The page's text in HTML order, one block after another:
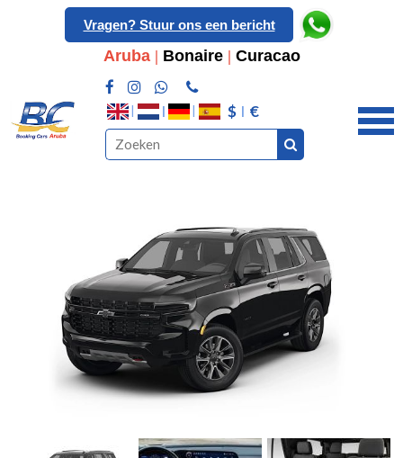
Vragen? Stuur ons een bericht
Aruba| Bonaire| Curacao
$ €